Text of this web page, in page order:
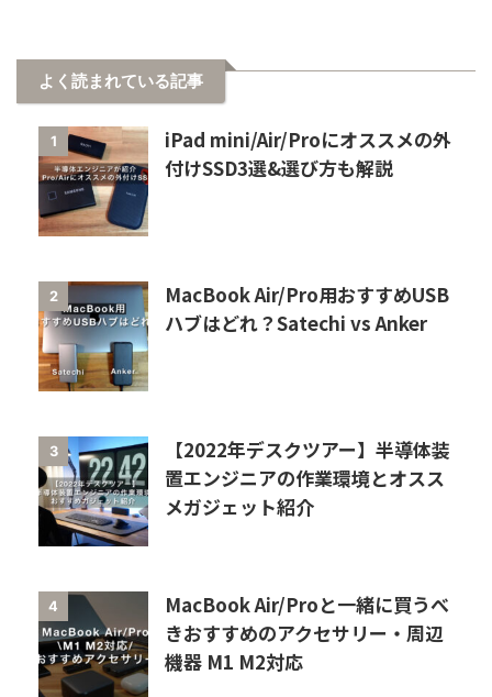
よく読まれている記事
1
iPad mini/Air/Proにオススメの外
付けSSD3選&選び方も解説
2
MacBook Air/Pro用おすすめUSB
ハブはどれ？Satechi vs Anker
3
【2022年デスクツアー】半導体装
置エンジニアの作業環境とオスス
メガジェット紹介
4
MacBook Air/Proと一緒に買うべ
きおすすめのアクセサリー・周辺
機器 M1 M2対応